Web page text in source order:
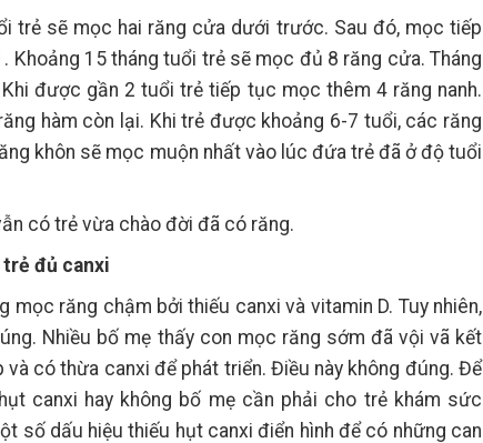
trẻ sẽ mọc hai răng cửa dưới trước. Sau đó, mọc tiếp
Khoảng 15 tháng tuổi trẻ sẽ mọc đủ 8 răng cửa. Tháng
được gần 2 tuổi trẻ tiếp tục mọc thêm 4 răng nanh.
hàm còn lại. Khi trẻ được khoảng 6-7 tuổi, các răng
khôn sẽ mọc muộn nhất vào lúc đứa trẻ đã ở độ tuổi
có trẻ vừa chào đời đã có răng.
trẻ đủ canxi
răng chậm bởi thiếu canxi và vitamin D. Tuy nhiên,
Nhiều bố mẹ thấy con mọc răng sớm đã vội vã kết
và có thừa canxi để phát triển. Điều này không đúng. Để
canxi hay không bố mẹ cần phải cho trẻ khám sức
số dấu hiệu thiếu hụt canxi điển hình để có những can